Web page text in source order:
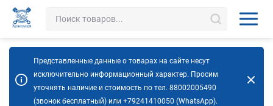
Представленные данные о товарах на сайте несут
исключительно информационный характер. Просим
уточнять наличие и стоимость по тел. 88002005490
(звонок бесплатный) или +79241410050 (WhatsApp).